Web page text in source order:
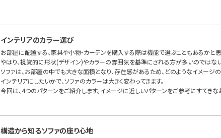
インテリアのカラー選び
お部屋に配置する、家具や小物・カーテンを購入する際は機能で選ぶこともあるかと思
やはり、視覚的に形状(デザイン)やカラーの雰囲気を基準にされる方が多いのではない
ソファは、お部屋の中でも大きな面積となり、存在感があるため、どのようなイメージの
インテリアにしたいかで、ソファのカラーは大きく変わってきます。
今回は、4つのパターンをご紹介します。イメージに近しいパターンをご参考にすてき
構造から知るソファの座り心地